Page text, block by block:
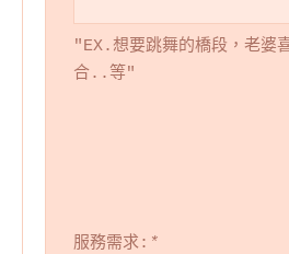
"EX.想要跳舞的橋段，老婆
合..等"
服務需求: *